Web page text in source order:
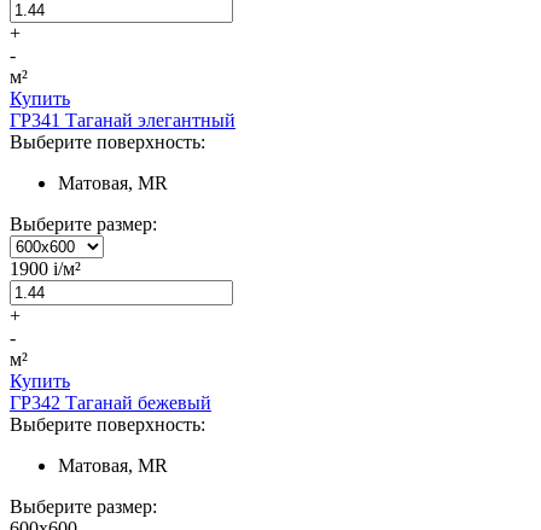
+
-
м²
Купить
ГР341 Таганай элегантный
Выберите поверхность:
Матовая, MR
Выберите размер:
1900 i/м²
+
-
м²
Купить
ГР342 Таганай бежевый
Выберите поверхность:
Матовая, MR
Выберите размер: